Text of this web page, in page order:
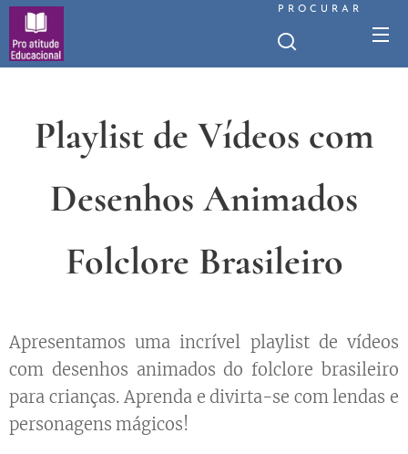
PROCURAR
Playlist de Vídeos com
Desenhos Animados
Folclore Brasileiro
Apresentamos uma incrível playlist de vídeos
com desenhos animados do folclore brasileiro
para crianças. Aprenda e divirta-se com lendas e
personagens mágicos!